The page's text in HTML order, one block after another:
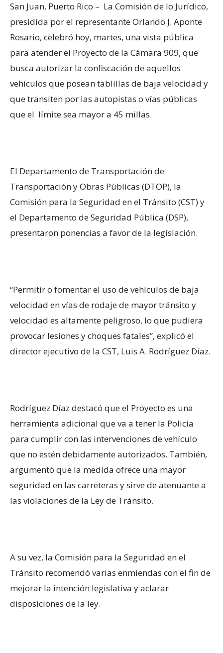
San Juan, Puerto Rico – La Comisión de lo Jurídico,
presidida por el representante Orlando J. Aponte
Rosario, celebró hoy, martes, una vista pública
para atender el Proyecto de la Cámara 909, que
busca autorizar la confiscación de aquellos
vehículos que posean tablillas de baja velocidad y
que transiten por las autopistas o vías públicas
que el límite sea mayor a 45 millas.
El Departamento de Transportación de
Transportación y Obras Públicas (DTOP), la
Comisión para la Seguridad en el Tránsito (CST) y
el Departamento de Seguridad Pública (DSP),
presentaron ponencias a favor de la legislación.
“Permitir o fomentar el uso de vehículos de baja
velocidad en vías de rodaje de mayor tránsito y
velocidad es altamente peligroso, lo que pudiera
provocar lesiones y choques fatales”, explicó el
director ejecutivo de la CST, Luis A. Rodríguez Díaz.
Rodríguez Díaz destacó que el Proyecto es una
herramienta adicional que va a tener la Policía
para cumplir con las intervenciones de vehículo
que no estén debidamente autorizados. También,
argumentó que la medida ofrece una mayor
seguridad en las carreteras y sirve de atenuante a
las violaciones de la Ley de Tránsito.
A su vez, la Comisión para la Seguridad en el
Tránsito recomendó varias enmiendas con el fin de
mejorar la intención legislativa y aclarar
disposiciones de la ley.